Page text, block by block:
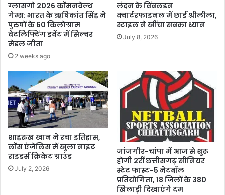
ग्लासगो 2026 कॉमनवेल्थ
गेम्स: भारत के ऋषिकांत सिंह ने
पुरुषों के 60 किलोग्राम
वेटलिफ्टिंग इवेंट में सिल्वर
मेडल जीता
2 weeks ago
लंदन के विंबलडन
क्वार्टरफाइनल में छाईं श्रीलीला,
स्टाइल ने खींचा सबका ध्यान
July 8, 2026
शाहरुख खान ने रचा इतिहास,
लॉस एंजेलिस में खुला नाइट
राइडर्स क्रिकेट ग्राउंड
July 2, 2026
जांजगीर-चांपा में आज से शुरू
होगी 2रीं छत्तीसगढ़ सीनियर
स्टेट फास्ट-5 नेटबॉल
प्रतियोगिता, 18 जिलों के 380
खिलाड़ी दिखाएंगे दम